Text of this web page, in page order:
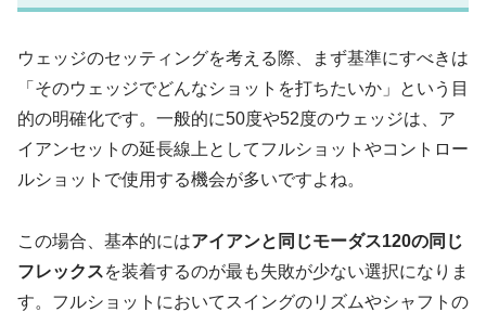
ウェッジのセッティングを考える際、まず基準にすべきは
「そのウェッジでどんなショットを打ちたいか」という目
的の明確化です。一般的に50度や52度のウェッジは、ア
イアンセットの延長線上としてフルショットやコントロー
ルショットで使用する機会が多いですよね。
この場合、基本的にはアイアンと同じモーダス120の同じ
フレックスを装着するのが最も失敗が少ない選択になりま
す。フルショットにおいてスイングのリズムやシャフトの